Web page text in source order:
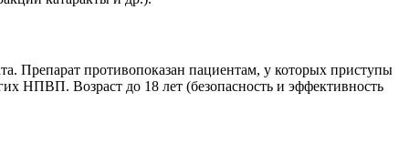
Препарат противопоказан пациентам, у которых приступы
НПВП. Возраст до 18 лет (безопасность и эффективность